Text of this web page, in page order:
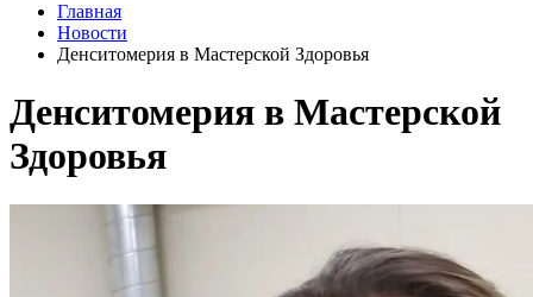
Главная
Новости
Денситомерия в Мастерской Здоровья
Денситомерия в Мастерской
Здоровья